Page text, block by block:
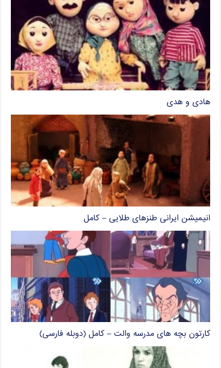
هادی و هدی
انیمیشن ایرانی طنزهای طلایی – کامل
کارتون بچه های مدرسه والت – کامل (دوبله فارسی)